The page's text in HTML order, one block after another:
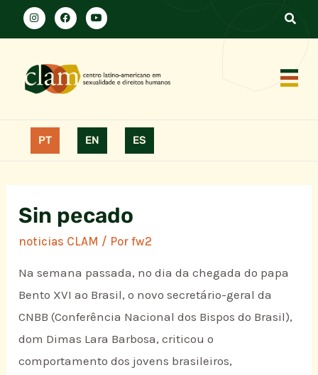
PT EN ES
Sin pecado
noticias CLAM / Porfw2
Na semana passada, no dia da chegada do papa
Bento XVI ao Brasil, o novo secretário-geral da
CNBB (Conferência Nacional dos Bispos do Brasil),
dom Dimas Lara Barbosa, criticou o
comportamento dos jovens brasileiros,